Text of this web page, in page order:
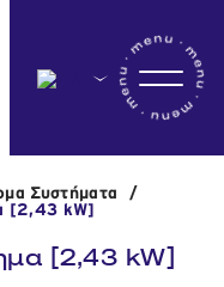
Συστήματα
/
[2,43 kW]
[2,43 kW]